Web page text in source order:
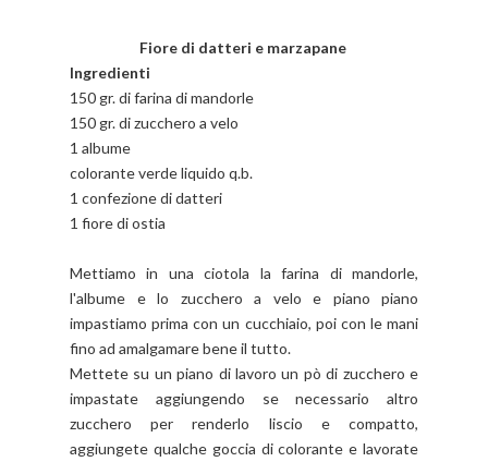
Fiore di datteri e marzapane
Ingredienti
150 gr. di farina di mandorle
150 gr. di zucchero a velo
1 albume
colorante verde liquido q.b.
1 confezione di datteri
1 fiore di ostia
Mettiamo in una ciotola la farina di mandorle,
l'albume e lo zucchero a velo e piano piano
impastiamo prima con un cucchiaio, poi con le mani
fino ad amalgamare bene il tutto.
Mettete su un piano di lavoro un pò di zucchero e
impastate aggiungendo se necessario altro
zucchero per renderlo liscio e compatto,
aggiungete qualche goccia di colorante e lavorate